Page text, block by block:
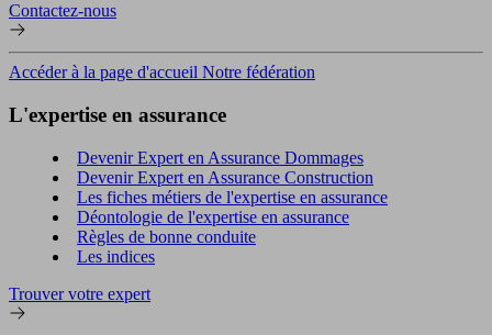
Contactez-nous
Accéder à la page d'accueil Notre fédération
L'expertise en assurance
Devenir Expert en Assurance Dommages
Devenir Expert en Assurance Construction
Les fiches métiers de l'expertise en assurance
Déontologie de l'expertise en assurance
Règles de bonne conduite
Les indices
Trouver votre expert